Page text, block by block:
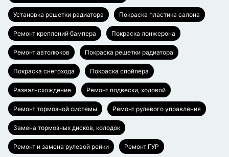
Установка решетки радиатора Покраска пластика салона
Ремонт креплений бампера Покраска лонжерона
Ремонт автолюков Покраска решетки радиатора
Покраска снегохода Покраска спойлера
Развал-схождение Ремонт подвески, ходовой
Ремонт тормозной системы Ремонт рулевого управления
Замена тормозных дисков, колодок
Ремонт и замена рулевой рейки Ремонт ГУР